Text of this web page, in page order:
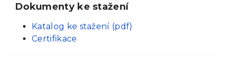
Dokumenty ke stažení
Katalog ke stažení (pdf)
Certifikace